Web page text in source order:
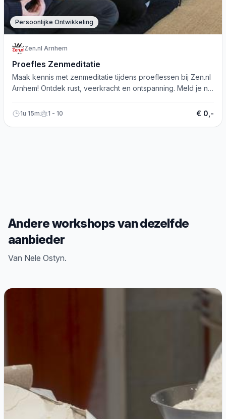
Persoonlijke Ontwikkeling
Zen.nl Arnhem
Proefles Zenmeditatie
Maak kennis met zenmeditatie tijdens proeflessen bij Zen.nl
Arnhem! Ontdek rust, veerkracht en ontspanning. Meld je nu
1u 15m 1 - 10 € 0,-
Andere workshops van dezelfde
aanbieder
Van Nele Ostyn.